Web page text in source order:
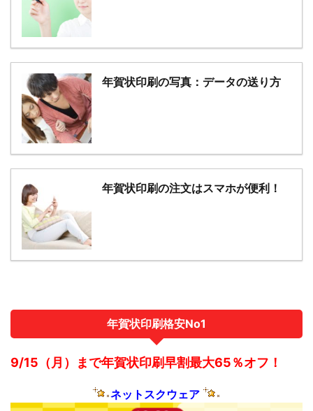
年賀状印刷の写真：データの送り方
年賀状印刷の注文はスマホが便利！
年賀状印刷格安No1
9/15（月）まで年賀状印刷早割最大65％オフ！
ネットスクウェア